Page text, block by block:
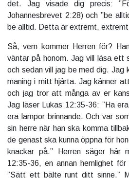
det. Jag visade dig precis:
Johannesbrevet 2:28) och ”be
be alltid. Detta är extremt,
Så, vem kommer Herren för?
väntar på honom. Jag vill läsa ett
och sedan vill jag be med dig. Jag
maning i mitt hjärta. Jag känner
och jag tror att många av er
Jag läser Lukas 12:35-36: ”Ha
era lampor brinnande. Och var
sin herre när han ska komma
de genast ska kunna öppna för
knackar på.” Herren säger här
12:35-36, en annan hemlighet
”Sätt ett bälte runt ditt sinne.”